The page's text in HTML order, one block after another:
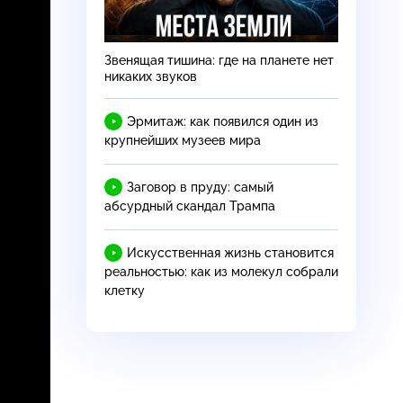
Звенящая тишина: где на планете нет
никаких звуков
Эрмитаж: как появился один из
крупнейших музеев мира
Заговор в пруду: самый
абсурдный скандал Трампа
Искусственная жизнь становится
реальностью: как из молекул собрали
клетку